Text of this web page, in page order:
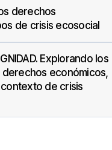
derechos
de crisis ecosocial
Explorando los
económicos,
de crisis